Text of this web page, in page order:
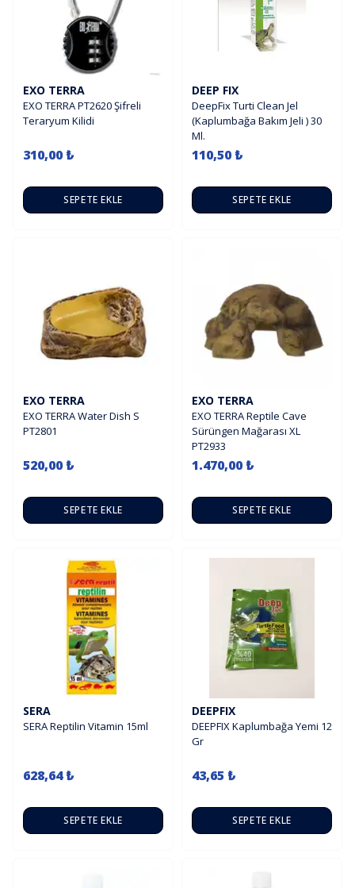
EXO TERRA
EXO TERRA PT2620 Şifreli
Teraryum Kilidi
310,00 ₺
SEPETE EKLE
DEEP FIX
DeepFix Turti Clean Jel
(Kaplumbağa Bakım Jeli ) 30
Ml.
110,50 ₺
SEPETE EKLE
EXO TERRA
EXO TERRA Water Dish S
PT2801
520,00 ₺
SEPETE EKLE
EXO TERRA
EXO TERRA Reptile Cave
Sürüngen Mağarası XL
PT2933
1.470,00 ₺
SEPETE EKLE
SERA
SERA Reptilin Vitamin 15ml
628,64 ₺
SEPETE EKLE
DEEPFIX
DEEPFIX Kaplumbağa Yemi 12
Gr
43,65 ₺
SEPETE EKLE